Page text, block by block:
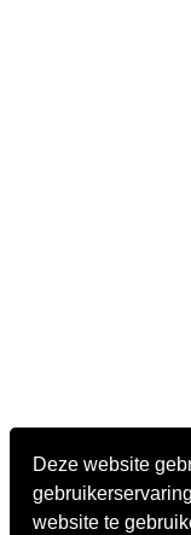
Deze website
website te